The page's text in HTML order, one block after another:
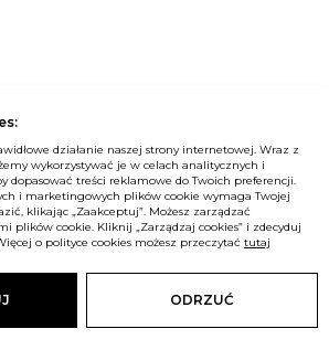
newslettera!
działanie naszej strony internetowej. Wraz z
wykorzystywać je w celach analitycznych i
dopasować treści reklamowe do Twoich preferencji.
i marketingowych plików cookie wymaga Twojej
klikając „Zaakceptuj”. Możesz zarządzać
plików cookie. Kliknij „Zarządzaj cookies” i zdecyduj
o polityce cookies możesz przeczytać tutaj
ODRZUĆ